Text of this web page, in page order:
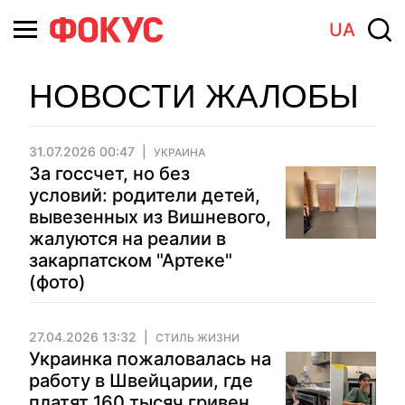
UA
НОВОСТИ ЖАЛОБЫ
31.07.2026 00:47 УКРАИНА
За госсчет, но без
условий: родители детей,
вывезенных из Вишневого,
жалуются на реалии в
закарпатском "Артеке"
(фото)
27.04.2026 13:32 СТИЛЬ ЖИЗНИ
Украинка пожаловалась на
работу в Швейцарии, где